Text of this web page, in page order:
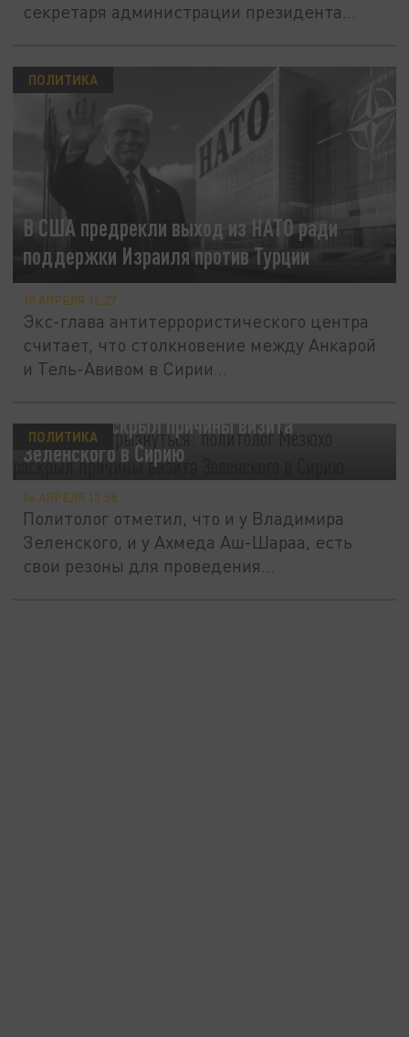
секретаря администрации президента...
В США предрекли выход из НАТО ради
поддержки Израиля против Турции
ПОЛИТИКА
10 АПРЕЛЯ 12:27
Экс-глава антитеррористического центра
считает, что столкновение между Анкарой
и Тель-Авивом в Сирии...
Мезюхо раскрыл причины визита
Зеленского в Сирию
ПОЛИТИКА
06 АПРЕЛЯ 13:58
Политолог отметил, что и у Владимира
Зеленского, и у Ахмеда Аш-Шараа, есть
свои резоны для проведения...